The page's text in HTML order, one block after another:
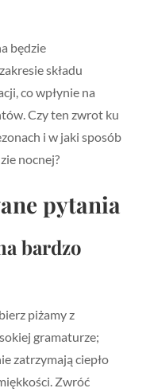
będzie
składu
co wpłynie na
Czy ten zwrot ku
i w jaki sposób
nocnej?
pytania
bardzo
piżamy z
gramaturze;
zatrzymają ciepło
Zwróć